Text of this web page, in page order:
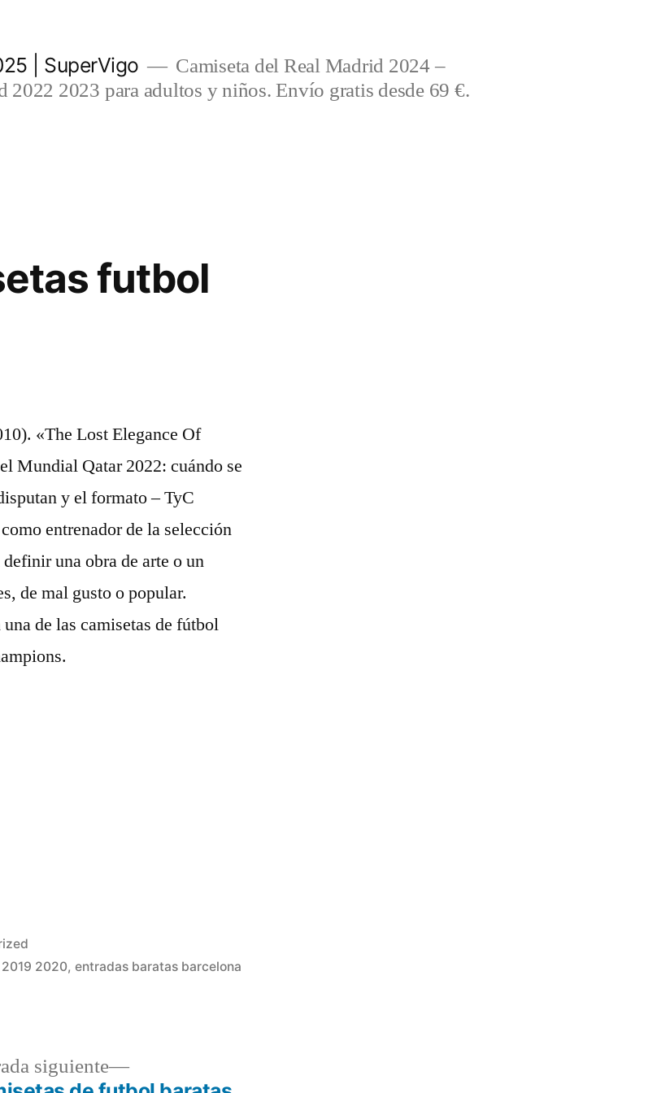
| SuperVigo
Camiseta del Real Madrid 2024 –
2022 2023 para adultos y niños. Envío gratis desde 69 €.
futbol
«The Lost Elegance Of
Mundial Qatar 2022: cuándo se
y el formato – TyC
entrenador de la selección
una obra de arte o un
de mal gusto o popular.
de las camisetas de fútbol
2020,entradas baratas barcelona
siguiente
Entrada